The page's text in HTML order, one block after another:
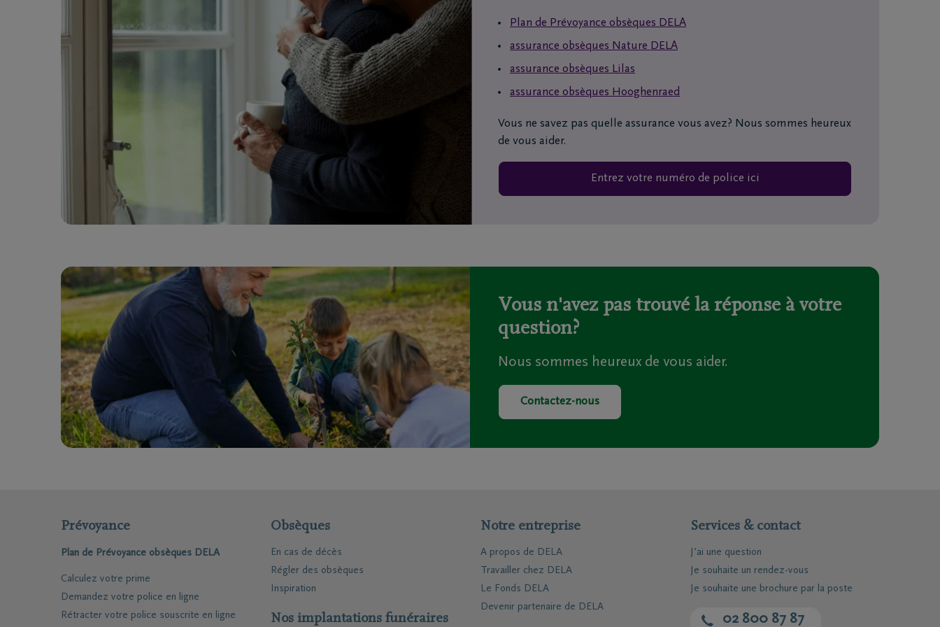
Funérailles moto
Rapatriement
Inspiration funéraire
Travailler chez DELA
Événements
Blog
Penser à demain
Souvenirs
Geste du cœur
Questions
Je ne suis pas assuré(e)
Je suis assuré(e)
Organiser des funérailles
Nos locations
Nos courtiers
Nos sièges principaux
Nos entrepreneurs de pompes
funèbres
Nos crématoriums
Fixez un rendez-vous
J'ai une opinion
J'ai une question
Plan de Prévoyance obsèques DELA
assurance obsèques Nature DELA
assurance obsèques Lilas
assurance obsèques Hooghenraed
Vous ne savez pas quelle assurance vous avez? Nous sommes heureux
de vous aider.
Entrez votre numéro de police ici
Vous n'avez pas trouvé la réponse à votre
question?
Nous sommes heureux de vous aider.
Contactez-nous
Prévoyance
Plan de Prévoyance obsèques DELA
Calculez votre prime
Demandez votre police en ligne
Rétracter votre police souscrite en ligne
Obsèques
En cas de décès
Régler des obsèques
Inspiration
Nos implantations funéraires
Notre entreprise
A propos de DELA
Travailler chez DELA
Le Fonds DELA
Devenir partenaire de DELA
Services & contact
J'ai une question
Je souhaite un rendez-vous
Je souhaite une brochure par la poste
02 800 87 87